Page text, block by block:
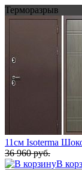
Терморазрыв
11см Isoterma
36 960 руб.
В